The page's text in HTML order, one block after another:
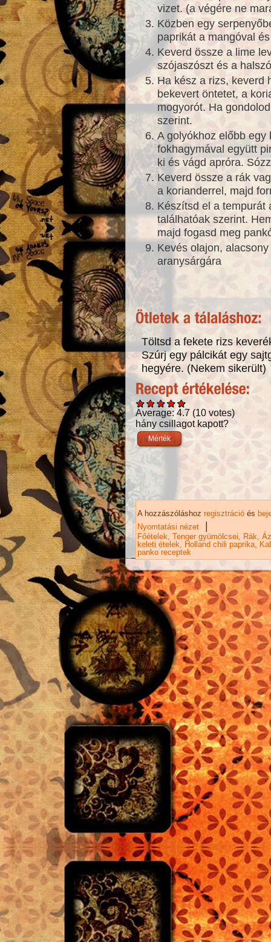
vizet. (a végére ne
Közben egy
paprikát a mangóval
Keverd össze a lime
szójaszószt és a
Ha kész a rizs, keverd
bekevert öntetet, a
mogyorót. Ha
szerint.
A golyókhoz előbb
fokhagymával együtt
ki és vágd apróra.
Keverd össze a rák
a korianderrel, majd
Készítsd el a tempurát
találhatóak szerint.
majd fogasd meg
Kevés olajon,
aranysárgára
Töltsd a fekete rizs
Szúrj egy pálcikát egy
hegyére. (Nekem sikerült)
Average:4.7 (10 votes)
hány csillagot kapott?
A hozzászóláshoz regisztráció és
Nyomtatási nézet
|
Főételek Tenger gyümölcsei Rák
keleti ételek
Holland chili paprika
panko receptek